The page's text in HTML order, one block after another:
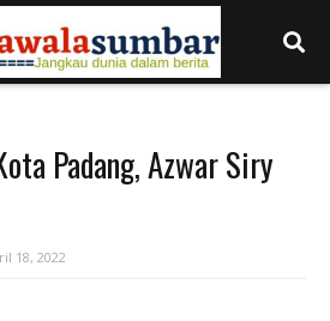
Padang, Azwar Siry
18, 2022